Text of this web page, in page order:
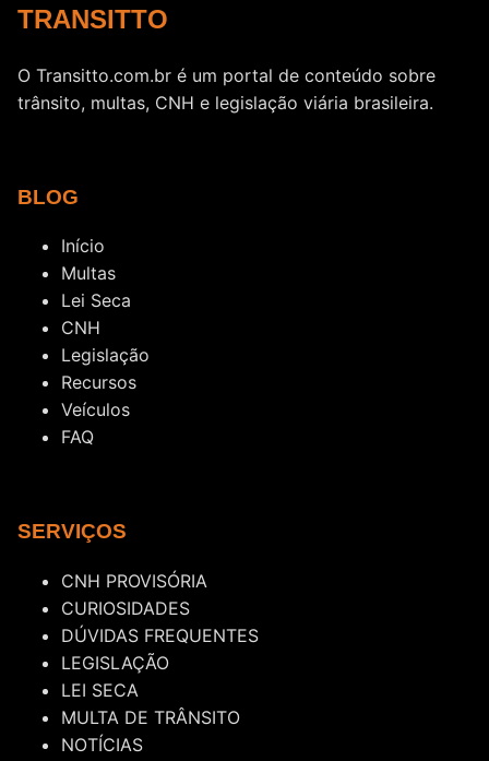
TRANSITTO
O Transitto.com.br é um portal de conteúdo sobre
trânsito, multas, CNH e legislação viária brasileira.
BLOG
Início
Multas
Lei Seca
CNH
Legislação
Recursos
Veículos
FAQ
SERVIÇOS
CNH PROVISÓRIA
CURIOSIDADES
DÚVIDAS FREQUENTES
LEGISLAÇÃO
LEI SECA
MULTA DE TRÂNSITO
NOTÍCIAS